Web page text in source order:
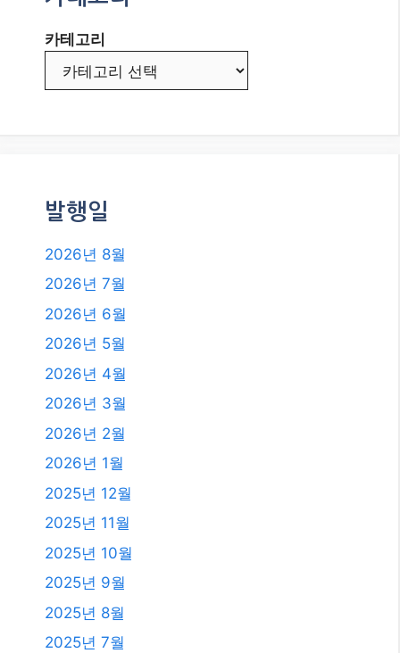
카테고리
발행일
2026년 8월
2026년 7월
2026년 6월
2026년 5월
2026년 4월
2026년 3월
2026년 2월
2026년 1월
2025년 12월
2025년 11월
2025년 10월
2025년 9월
2025년 8월
2025년 7월